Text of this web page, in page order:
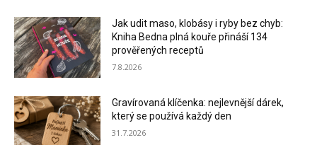
Jak udit maso, klobásy i ryby bez chyb:
Kniha Bedna plná kouře přináší 134
prověřených receptů
7.8.2026
Gravírovaná klíčenka: nejlevnější dárek,
který se používá každý den
31.7.2026